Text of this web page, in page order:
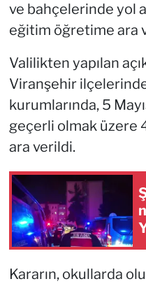
ve bahçelerinde yol
eğitim öğretime ara
Valilikten yapılan
Viranşehir
kurumlarında, 5
geçerli olmak üzere
ara verildi.
Kararın, okullarda